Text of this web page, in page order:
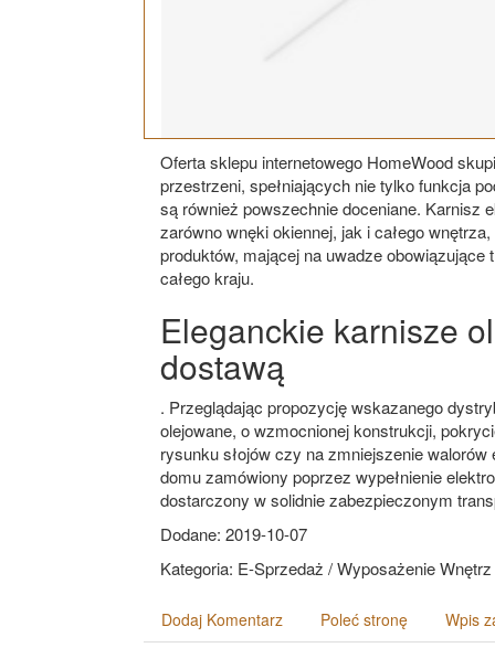
Oferta sklepu internetowego HomeWood
przestrzeni, spełniających nie tylko funkcja
są również powszechnie doceniane. Karnisz
zarówno wnęki okiennej, jak i całego
produktów, mającej na uwadze
całego kraju.
Eleganckie karnisze
dostawą
. Przeglądając propozycję wskazanego
olejowane, o wzmocnionej konstrukcji,
rysunku słojów czy na zmniejszenie
domu zamówiony poprzez wypełnienie
dostarczony w solidnie zabezpieczonym
Dodane: 2019-10-07
Kategoria: E-Sprzedaż / Wyposażenie Wnętrz
Dodaj Komentarz Poleć stronę Wpis